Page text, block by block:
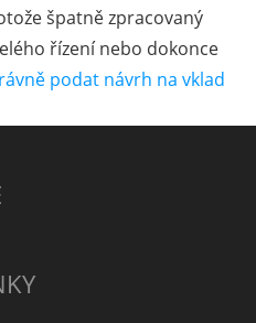
špatně zpracovaný
řízení nebo dokonce
podat návrh na vklad